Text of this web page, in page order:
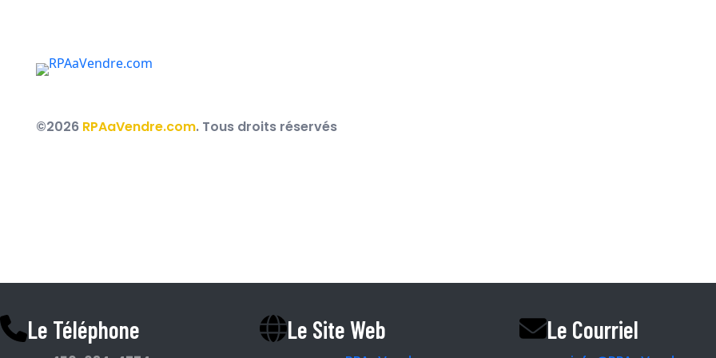
©2026 RPAaVendre.com. Tous droits réservés
Le Téléphone Le Site Web Le Courriel